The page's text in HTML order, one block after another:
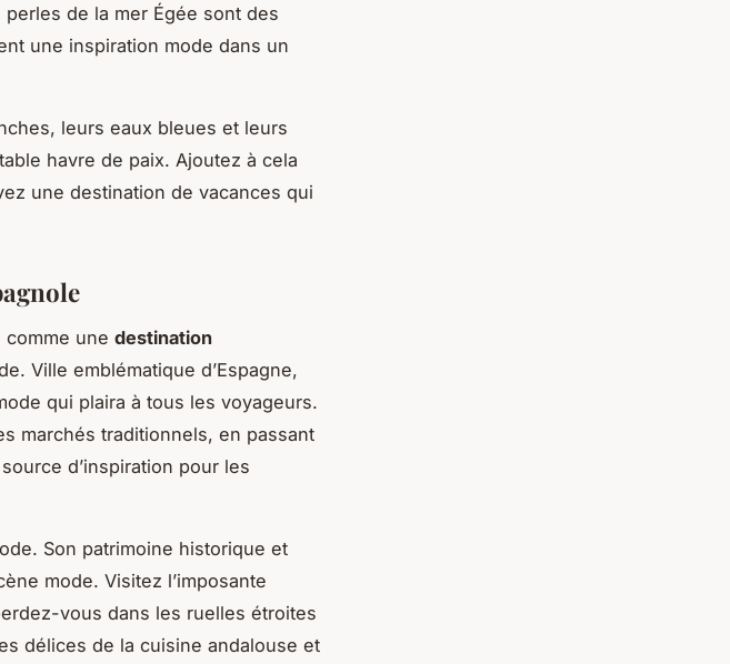
de la mer Égée sont des
une inspiration mode dans un
leurs eaux bleues et leurs
havre de paix. Ajoutez à cela
une destination de vacances qui
comme une destination
Ville emblématique d’Espagne,
qui plaira à tous les voyageurs.
marchés traditionnels, en passant
d’inspiration pour les
Son patrimoine historique et
mode. Visitez l’imposante
vous dans les ruelles étroites
délices de la cuisine andalouse et